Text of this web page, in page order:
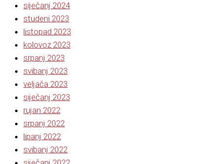
siječanj 2024
studeni 2023
listopad 2023
kolovoz 2023
srpanj 2023
svibanj 2023
veljača 2023
siječanj 2023
rujan 2022
srpanj 2022
lipanj 2022
svibanj 2022